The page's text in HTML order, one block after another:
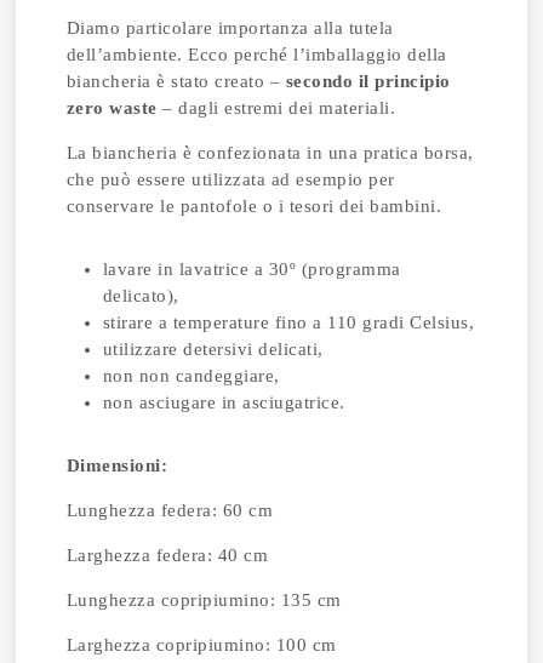
Diamo particolare importanza alla tutela
dell’ambiente. Ecco perché l’imballaggio della
biancheria è stato creato – secondo il principio
zero waste – dagli estremi dei materiali.
La biancheria è confezionata in una pratica borsa,
che può essere utilizzata ad esempio per
conservare le pantofole o i tesori dei bambini.
lavare in lavatrice a 30º (programma
delicato),
stirare a temperature fino a 110 gradi Celsius,
utilizzare detersivi delicati,
non non candeggiare,
non asciugare in asciugatrice.
Dimensioni:
Lunghezza federa: 60 cm
Larghezza federa: 40 cm
Lunghezza copripiumino: 135 cm
Larghezza copripiumino: 100 cm